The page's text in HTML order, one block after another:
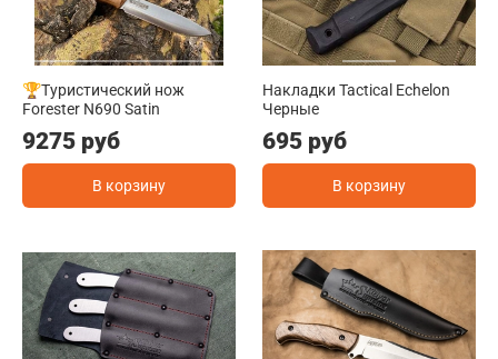
🏆Туристический нож
Forester N690 Satin
9275 руб
В корзину
Накладки Tactical Echelon
Черные
695 руб
В корзину